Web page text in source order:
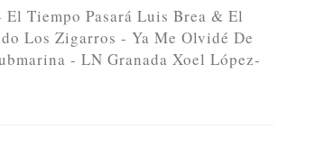
Tiempo Pasará Luis Brea & El
Los Zigarros - Ya Me Olvidé De
- LN Granada Xoel López-